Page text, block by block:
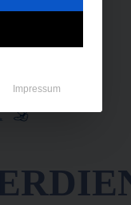
Impressum